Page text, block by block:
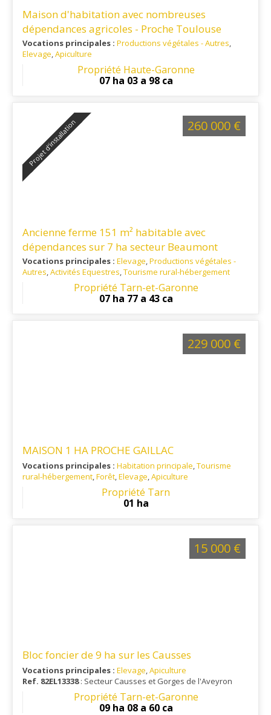
Maison d'habitation avec nombreuses
dépendances agricoles - Proche Toulouse
Vocations principales : Productions végétales - Autres,
Elevage,Apiculture
Ref. 31EL14880: A 35 minutes au sud de Toulouse
Propriété Haute-Garonne
07 ha 03 a 98 ca
Projet d’installation
Ancienne ferme 151 m² habitable avec
dépendances sur 7 ha secteur Beaumont
Vocations principales : Elevage,Productions végétales -
Autres,Activités Equestres,Tourisme rural-hébergement
Ref. 82EL14837: Bien isolé mais assez facile d'accès,
services et commodités à moins de 12 minutes.
Propriété Tarn-et-Garonne
07 ha 77 a 43 ca
260 000 €
MAISON 1 HA PROCHE GAILLAC
Vocations principales : Habitation principale,Tourisme
rural-hébergement,Forêt,Elevage,Apiculture
: Cette propriété se situe dans un
environnement calme, à 45 min de l'autoroute A68.
Propriété Tarn
01 ha
229 000 €
Bloc foncier de 9 ha sur les Causses
Vocations principales : Elevage,Apiculture
Ref. 82EL13338: Secteur Causses et Gorges de l'Aveyron
Propriété Tarn-et-Garonne
09 ha 08 a 60 ca
15 000 €